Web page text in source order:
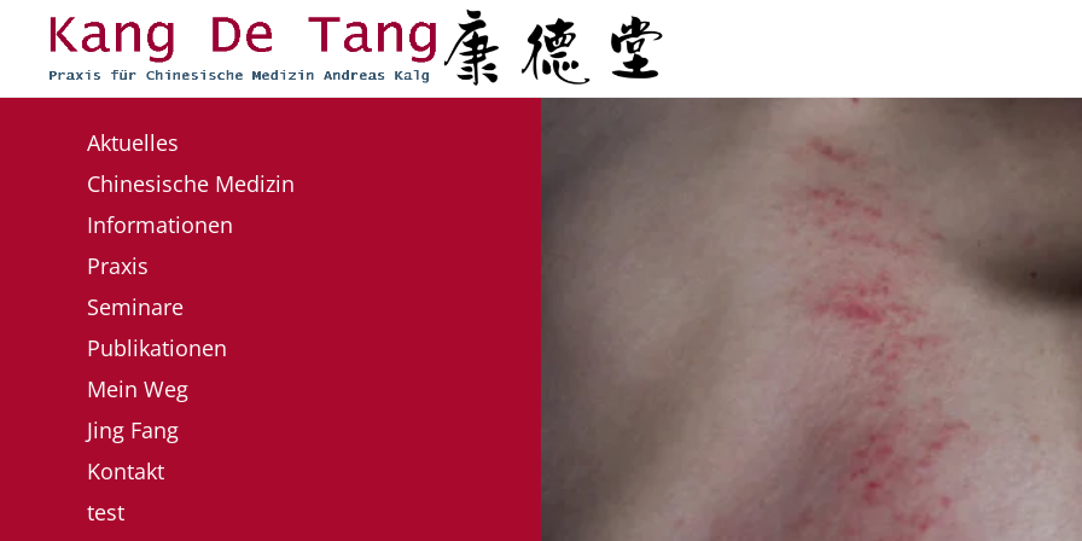
Zum Hauptinhalt springen
Aktuelles
Chinesische Medizin
Informationen
Praxis
Seminare
Publikationen
Mein Weg
Jing Fang
Kontakt
test